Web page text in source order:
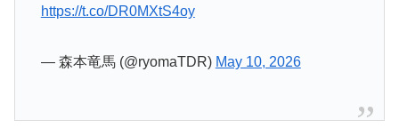
https://t.co/DR0MXtS4oy
— 森本竜馬 (@ryomaTDR) May 10, 2026